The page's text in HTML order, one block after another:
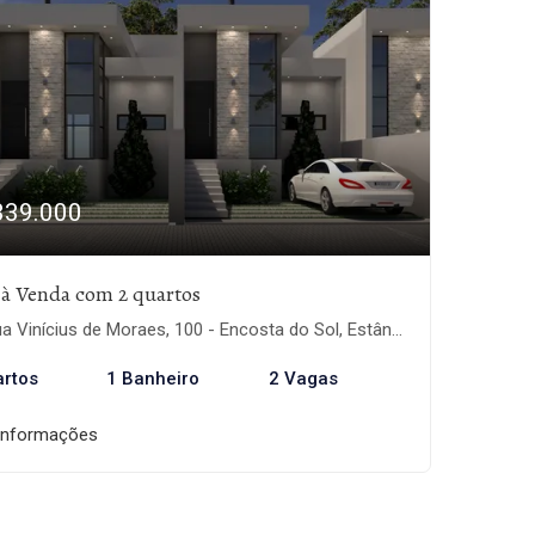
Venda com 2 quartos
Vinícius de Moraes, 100 - Encosta do Sol, Estância Velha-RS
1 Banheiro 2 Vagas